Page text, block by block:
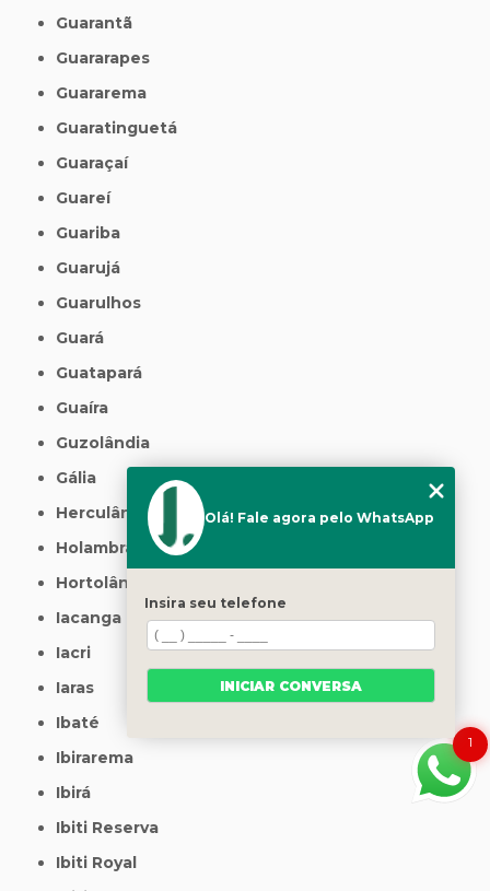
Guarantã
Guararapes
Guararema
Guaratinguetá
Guaraçaí
Guareí
Guariba
Guarujá
Guarulhos
Guará
Guatapará
Guaíra
Guzolândia
Gália
Herculândia
Holambra
Hortolândia
Iacanga
Iacri
Iaras
Ibaté
Ibirarema
Ibirá
Ibiti Reserva
Ibiti Royal
1
Olá! Fale agora pelo WhatsApp
Insira seu telefone
INICIAR CONVERSA